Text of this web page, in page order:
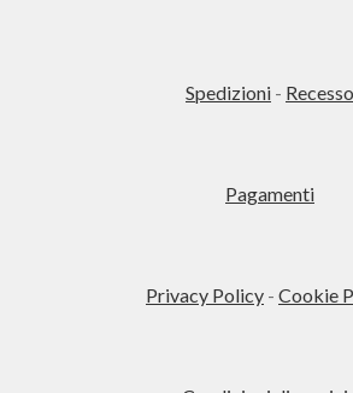
Spedizioni - Recesso
Pagamenti
Privacy Policy - Cookie